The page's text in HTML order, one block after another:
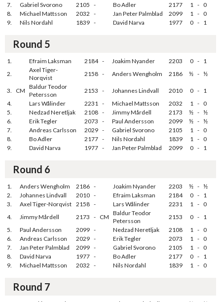
7.
Gabriel Svorono 2105 - Bo Adler 2177 1 - 0
8.
Michael Mattsson 2032 - Jan Peter Palmblad 2099 1 - 0
9.
Nils Nordahl 1839 - David Narva 1977 0 - 1
Round 5
1. Efraim Laksman 2184 - Joakim Nyander 2203 0 - 1
2.
Axel Tiger-
Norqvist
2158 - Anders Wengholm 2186 ½ - ½
3. CM
Baldur Teodor
Petersson
2153 - Johannes Lindvall 2010 0 - 1
4.
Lars Wålinder 2231 - Michael Mattsson 2032 1 - 0
5.
Nedzad Neretljak 2108 - Jimmy Mårdell 2173 ½ - ½
6.
Erik Tegler 2073 - Paul Andersson 2099 ½ - ½
7.
Andreas Carlsson 2029 - Gabriel Svorono 2105 1 - 0
8.
Bo Adler 2177 - Nils Nordahl 1839 1 - 0
9.
David Narva 1977 - Jan Peter Palmblad 2099 0 - 1
Round 6
1. Anders Wengholm 2186 - Joakim Nyander 2203 ½ - ½
2.
Johannes Lindvall 2010 - Efraim Laksman 2184 0 - 1
3.
Axel Tiger-Norqvist 2158 - Lars Wålinder 2231 1 - 0
4.
Jimmy Mårdell 2173 - CM
Baldur Teodor
Petersson
2153 0 - 1
5.
Paul Andersson 2099 - Nedzad Neretljak 2108 1 - 0
6.
Andreas Carlsson 2029 - Erik Tegler 2073 1 - 0
7.
Jan Peter Palmblad 2099 - Gabriel Svorono 2105 1 - 0
8.
David Narva 1977 - Bo Adler 2177 0 - 1
9.
Michael Mattsson 2032 - Nils Nordahl 1839 1 - 0
Round 7